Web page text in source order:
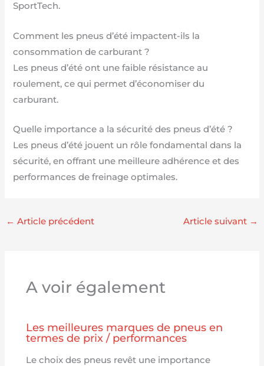
SportTech.
Comment les pneus d’été impactent-ils la
consommation de carburant ?
Les pneus d’été ont une faible résistance au
roulement, ce qui permet d’économiser du
carburant.
Quelle importance a la sécurité des pneus d’été ?
Les pneus d’été jouent un rôle fondamental dans la
sécurité, en offrant une meilleure adhérence et des
performances de freinage optimales.
← Article précédent Article suivant →
A voir également
Les meilleures marques de pneus en
termes de prix / performances
Le choix des pneus revêt une importance